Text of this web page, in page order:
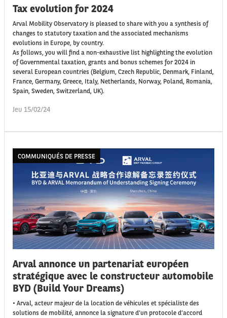
Tax evolution for 2024
Arval Mobility Observatory is pleased to share with you a synthesis of
changes to statutory taxation and the associated mechanisms
evolutions in Europe, by country.
As follows, you will find a non-exhaustive list highlighting the evolution
of Governmental taxation, grants and bonus schemes for 2024 in
several European countries (Belgium, Czech Republic, Denmark, Finland,
France, Germany, Greece, Italy, Netherlands, Norway, Poland, Romania,
Spain, Sweden, Switzerland, UK).
Jeu 15/02/24
COMMUNIQUÉS DE PRESSE
Arval annonce un partenariat européen
stratégique avec le constructeur automobile
BYD (Build Your Dreams)
• Arval, acteur majeur de la location de véhicules et spécialiste des
solutions de mobilité, annonce la signature d’un protocole d’accord